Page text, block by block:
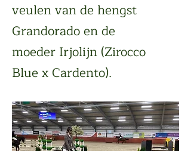
veulen van de hengst
Grandorado en de
moeder Irjolijn (Zirocco
Blue x Cardento).